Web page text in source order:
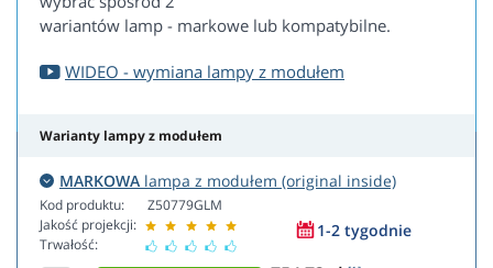
wariantów lamp - markowe lub kompatybilne.
WIDEO - wymiana lampy z modułem
Warianty lampy z modułem
MARKOWA lampa z modułem (original inside)
Kod produktu:
Jakość projekcji:
Trwałość:
Z50779GLM
1-2 tygodnie